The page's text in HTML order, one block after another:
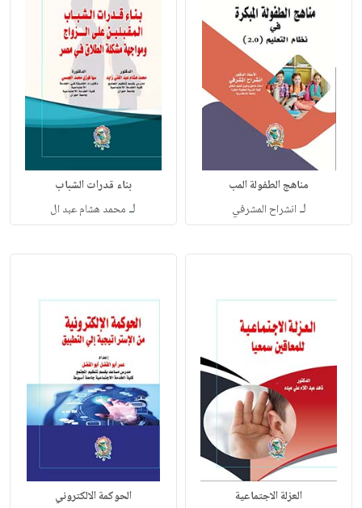
مناهج الطفولة المب
لـ انشراح المشرفي
بناء قدرات الشباب
لـ محمد هشام عبد ال
العزلة الاجتماعية الحوكمة الالكتروني